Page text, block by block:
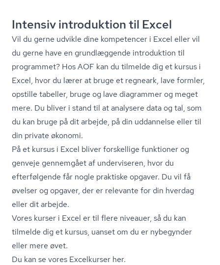
Intensiv introduktion til Excel
Vil du gerne udvikle dine kompetencer i Excel eller vil
du gerne have en grundlæggende introduktion til
programmet? Hos AOF kan du tilmelde dig et kursus i
Excel, hvor du lærer at bruge et regneark, lave formler,
opstille tabeller, bruge og lave diagrammer og meget
mere. Du bliver i stand til at analysere data og tal, som
du kan bruge på dit arbejde, på din uddannelse eller til
din private økonomi.
På et kursus i Excel bliver forskellige funktioner og
genveje gennemgået af underviseren, hvor du
efterfølgende får nogle praktiske opgaver. Du vil få
øvelser og opgaver, der er relevante for din hverdag
eller dit arbejde.
Vores kurser i Excel er til flere niveauer, så du kan
tilmelde dig et kursus, uanset om du er nybegynder
eller mere øvet.
Du kan se vores Excelkurser her.